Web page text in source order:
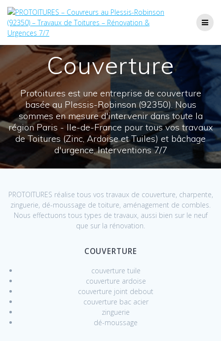
au
contenu
Couverture
Protoitures est une entreprise de couverture
basée au Plessis-Robinson (92350). Nous
sommes en mesure d'intervenir dans toute la
région Paris - Ile-de-France pour tous vos travaux
de Toitures (Zinc, Ardoise et Tuiles) et bâchage
d'urgence. Interventions 7/7
PROTOITURES réalise tous vos travaux de couverture, charpente,
zinguerie, dé-moussage de toiture, aménagement de combles.
Nous effectuons tous types de travaux, aussi bien sur le neuf
que sur la rénovation.
COUVERTURE
couverture tuile
couverture ardoise
couverture joint debout
couverture bac acier
zinguerie
dé-moussage